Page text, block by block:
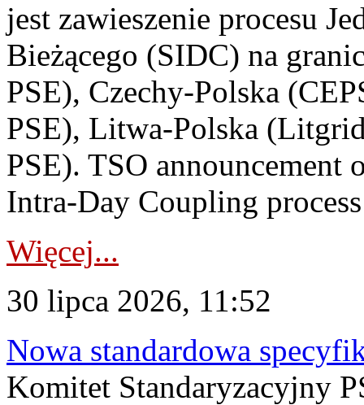
jest zawieszenie procesu
Bieżącego (SIDC) na
PSE), Czechy-Polska
PSE), Litwa-Polska
PSE). TSO announcement
Intra-Day Coupling
Więcej...
30 lipca 2026, 11:52
Nowa standardowa
Komitet Standaryzacyjny